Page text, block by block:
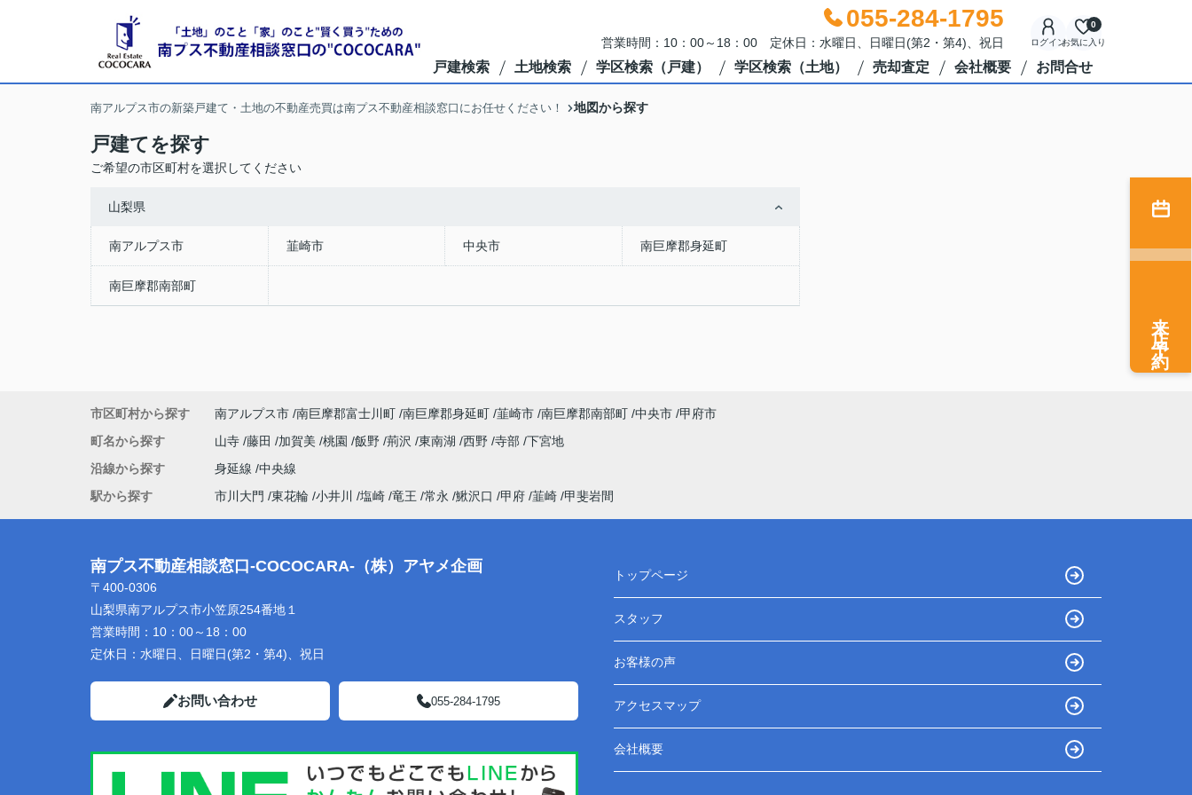
055-284-1795
営業時間：10：00～18：00 定休日：水曜日、日曜日(第2・第4)、祝日 ログインお気に入り
0
戸建検索 土地検索 学区検索（戸建） 学区検索（土地） 売却査定 会社概要 お問合せ
南アルプス市の新築戸建て・土地の不動産売買は南プス不動産相談窓口にお任せください！ 地図から探す
戸建てを探す
ご希望の市区町村を選択してください
山梨県
南アルプス市 韮崎市 中央市 南巨摩郡身延町
南巨摩郡南部町
来店予約
市区町村から探す 南アルプス市 南巨摩郡富士川町 南巨摩郡身延町 韮崎市 南巨摩郡南部町 中央市 甲府市
町名から探す
山寺 藤田 加賀美 桃園 飯野 荊沢 東南湖 西野 寺部 下宮地
沿線から探す
身延線 中央線
駅から探す
市川大門 東花輪 小井川 塩崎 竜王 常永 鰍沢口 甲府 韮崎 甲斐岩間
南プス不動産相談窓口-COCOCARA-（株）アヤメ企画
〒400-0306
山梨県南アルプス市小笠原254番地１
営業時間： 10：00～18：00
定休日： 水曜日、日曜日(第2・第4)、祝日
お問い合わせ 055-284-1795
トップページ
スタッフ
お客様の声
アクセスマップ
会社概要